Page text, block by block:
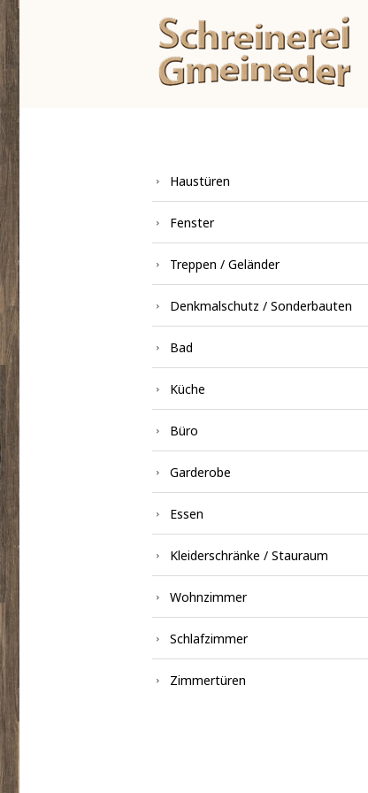
Haustüren
Fenster
Treppen / Geländer
Denkmalschutz / Sonderbauten
Bad
Küche
Büro
Garderobe
Essen
Kleiderschränke / Stauraum
Wohnzimmer
Schlafzimmer
Zimmertüren